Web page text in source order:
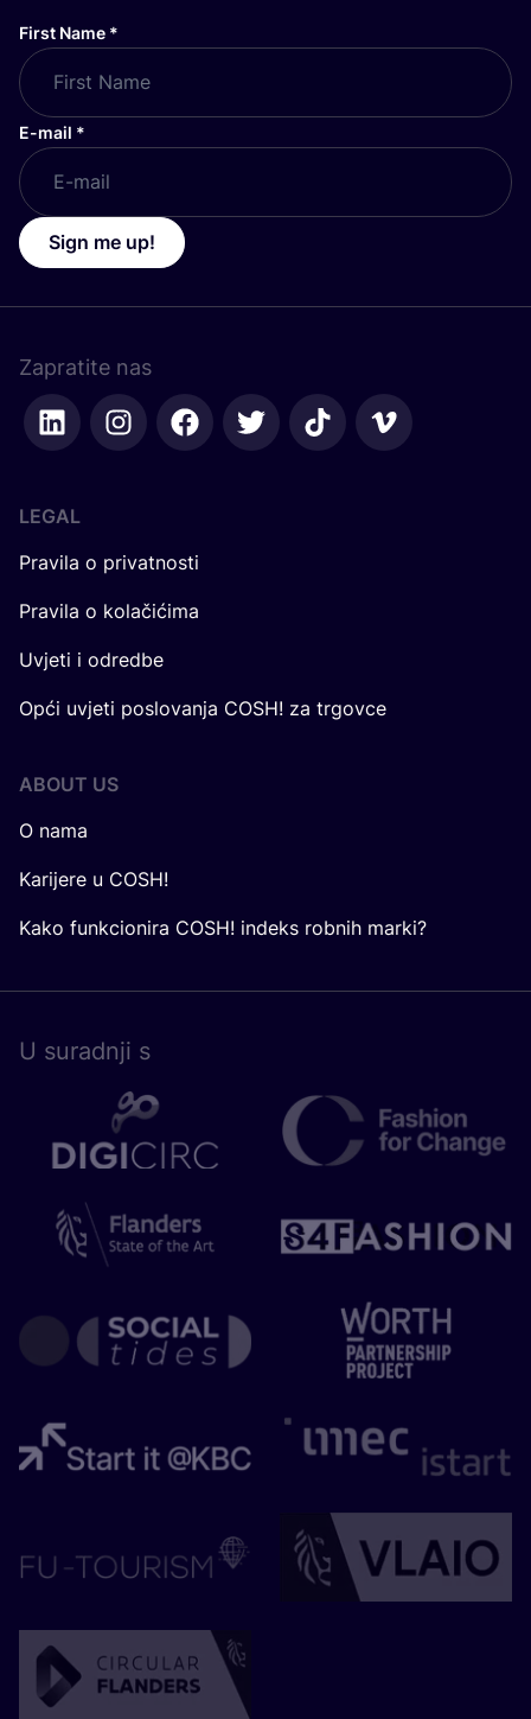
First Name *
E-mail *
Sign me up!
Zapratite nas
LEGAL
Pravila o privatnosti
Pravila o kolačićima
Uvjeti i odredbe
Opći uvjeti poslovanja COSH! za trgovce
ABOUT US
O nama
Karijere u COSH!
Kako funkcionira COSH! indeks robnih marki?
U surad­nji s